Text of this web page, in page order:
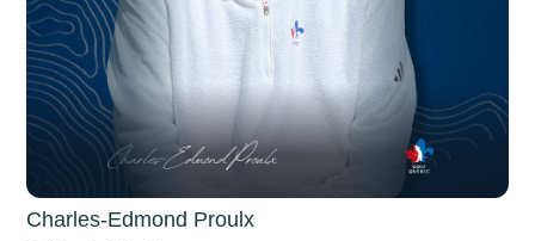
Charles-Edmond Proulx